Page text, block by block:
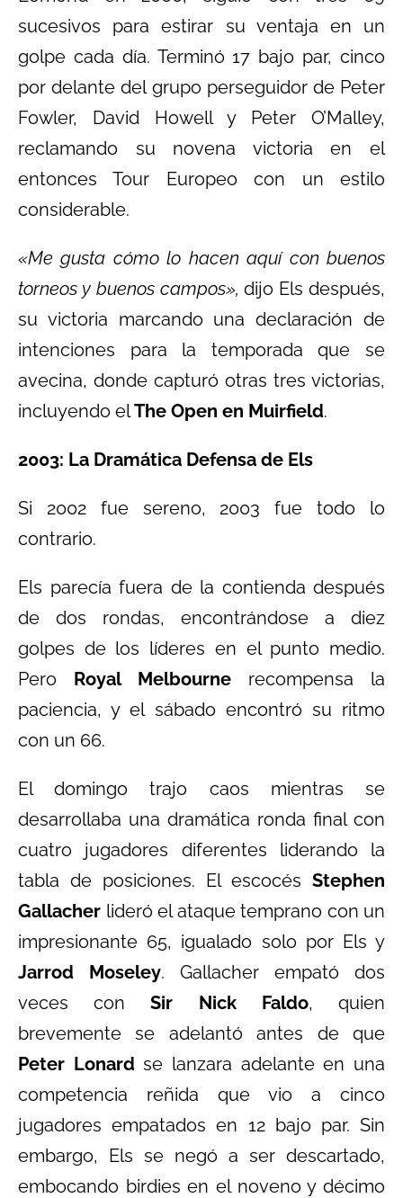
sucesivos para estirar su ventaja en un
golpe cada día. Terminó 17 bajo par, cinco
por delante del grupo perseguidor de Peter
Fowler, David Howell y Peter O’Malley,
reclamando su novena victoria en el
entonces Tour Europeo con un estilo
considerable.
«Me gusta cómo lo hacen aquí con buenos
torneos y buenos campos», dijo Els después,
su victoria marcando una declaración de
intenciones para la temporada que se
avecina, donde capturó otras tres victorias,
incluyendo elThe Open en Muirfield.
2003: La Dramática Defensa de Els
Si 2002 fue sereno, 2003 fue todo lo
contrario.
Els parecía fuera de la contienda después
de dos rondas, encontrándose a diez
golpes de los líderes en el punto medio.
Pero Royal Melbourne recompensa la
paciencia, y el sábado encontró su ritmo
con un 66.
El domingo trajo caos mientras se
desarrollaba una dramática ronda final con
cuatro jugadores diferentes liderando la
tabla de posiciones. El escocés Stephen
Gallacher lideró el ataque temprano con un
impresionante 65, igualado solo por Els y
Jarrod Moseley. Gallacher empató dos
veces conSir Nick Faldo, quien
brevemente se adelantó antes de que
Peter Lonardse lanzara adelante en una
competencia reñida que vio a cinco
jugadores empatados en 12 bajo par. Sin
embargo, Els se negó a ser descartado,
embocando birdies en el noveno y décimo